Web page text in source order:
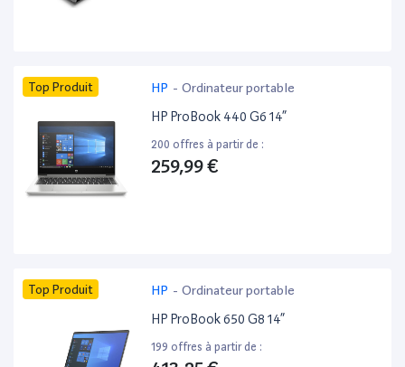
Top Produit HP - Ordinateur portable
HP ProBook 440 G6 14”
200 offres à partir de :
259,99 €
Top Produit HP - Ordinateur portable
HP ProBook 650 G8 14”
199 offres à partir de :